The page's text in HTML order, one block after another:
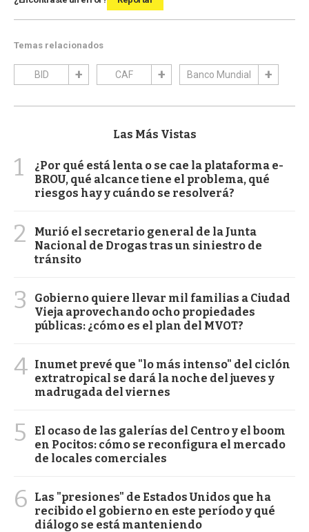
Temas relacionados
BID CAF Banco Mundial
Las Más Vistas
1
¿Por qué está lenta o se cae la plataforma e-
BROU, qué alcance tiene el problema, qué
riesgos hay y cuándo se resolverá?
2
Murió el secretario general de la Junta
Nacional de Drogas tras un siniestro de
tránsito
3
Gobierno quiere llevar mil familias a Ciudad
Vieja aprovechando ocho propiedades
públicas: ¿cómo es el plan del MVOT?
4 Inumet prevé que "lo más intenso" del ciclón
extratropical se dará la noche del jueves y
madrugada del viernes
5
El ocaso de las galerías del Centro y el boom
en Pocitos: cómo se reconfigura el mercado
de locales comerciales
6
Las "presiones" de Estados Unidos que ha
recibido el gobierno en este período y qué
diálogo se está manteniendo